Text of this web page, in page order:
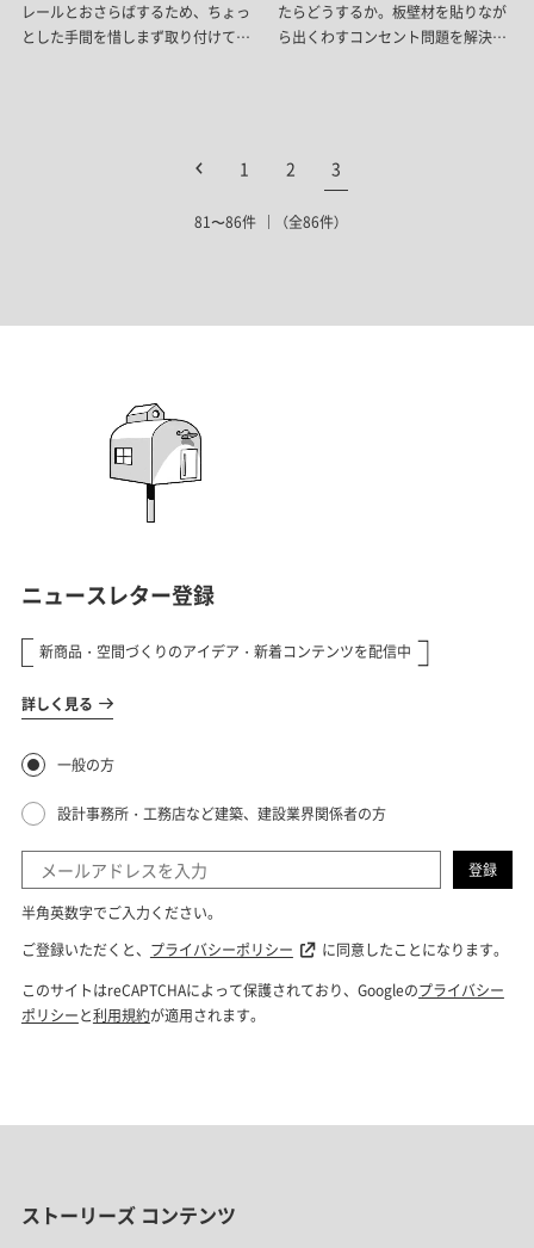
レールとおさらばするため、ちょっ
とした手間を惜しまず取り付けてみ
たらどうするか。板壁材を貼りなが
ら出くわすコンセント問題を解決し
1 2 3
81〜86件 （全86件）
ストーリーズ コンテンツ